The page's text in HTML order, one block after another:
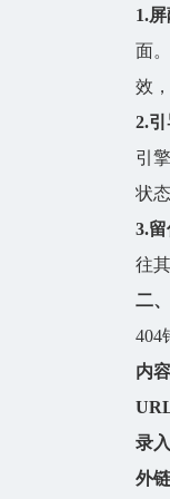
1.
面
效
2.
引
状
3.
往
二、
404
内
录
外